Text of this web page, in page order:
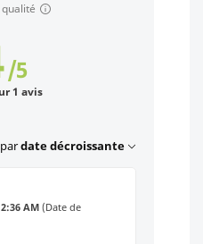
/5
1 avis
date décroissante
AM(Date de